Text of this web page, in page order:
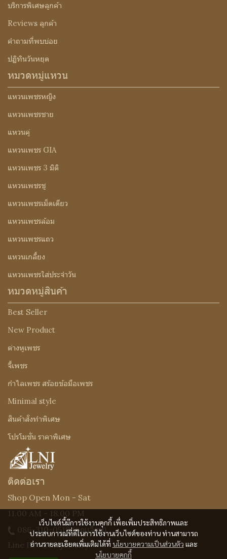
เว็บไซต์นี้มีการใช้งานคุกกี้ เพื่อเพิ่มประสิทธิภาพและ
ประสบการณ์ที่ดีในการใช้งานเว็บไซต์ของท่าน ท่านสามารถ
อ่านรายละเอียดเพิ่มเติมได้ที่ นโยบายความเป็นส่วนตัว และ
นโยบายคุกกี้
บริการพิเศษลูกค้า
Reviews ลูกค้า
คำถามที่พบบ่อย
ปฏิทินวันหยุด
หมวดหมู่แหวน
แหวนเพชรหญิง
แหวนเพชรชาย
แหวนคู่
แหวนเพชร GIA
แหวนเพชร 3 มิติ
แหวนเพชรชู
แหวนเพชรเม็ดเดียว
แหวนเพชรล้อม
แหวนเพชรแถว
แหวนเกลี้ยง
แหวนเพชรใส่ประจำวัน
หมวดหมู่สินค้า
Best Seller
New Product
ต่างหูเพชร
จี้เพชร
กำไลเพชร สร้อยข้อมือเพชร
Minimal style
สินค้าสั่งทำพิเศษ
โปรโมชั่น ราคาพิเศษ
ติดต่อเรา
Shop Open Mon - Sat
11.00 AM - 18.00 PM
086-310-0519(คุณเจี๊ยบ)
Line ID : @Lnijewelry